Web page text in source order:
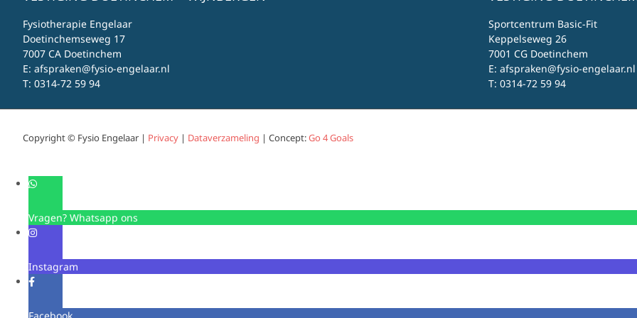
Fysiotherapie Engelaar
Doetinchemseweg 17
7007 CA Doetinchem
E: afspraken@fysio-engelaar.nl
T: 0314-72 59 94
Sportcentrum Basic-Fit
Keppelseweg 26
7001 CG Doetinchem
E: afspraken@fysio-engelaar.nl
T: 0314-72 59 94
Copyright © Fysio Engelaar | Privacy | Dataverzameling | Concept:Go 4 Goals
Vragen? Whatsapp ons
Instagram